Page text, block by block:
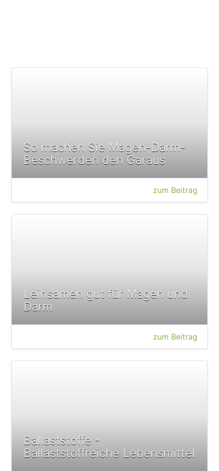
So machen Sie Magen-Darm-
Beschwerden den Garaus
zum Beitrag
Leinsamen gut für Magen und
Darm
zum Beitrag
Ballaststoffe -
Ballaststoffreiche Lebensmittel